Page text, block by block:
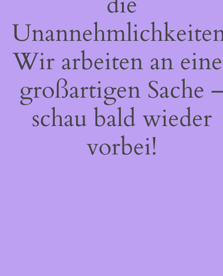
Wir arbeiten an
großartigen Sache
schau bald wieder
vorbei!